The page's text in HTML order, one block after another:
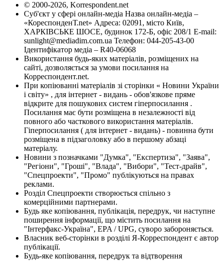
© 2000-2026, Korrespondent.net
Суб'єкт у сфері онлайн-медіа Назва онлайн-медіа –
«КореспонденТ.net» Адреса: 02091, місто Київ,
ХАРКІВСЬКЕ ШОСЕ, будинок 172-Б, офіс 208/1 E-mail:
sunlight@mediadim.com.ua Телефон: 044-205-43-00
Ідентифікатор медіа – R40-06068
Використання будь-яких матеріалів, розміщених на
сайті, дозволяється за умови посилання на
Корреспондент.net.
При копіюванні матеріалів зі сторінки « Новини України
і світу» , для інтернет - видань - обов'язкове пряме
відкрите для пошукових систем гіперпосилання .
Посилання має бути розміщена в незалежності від
повного або часткового використання матеріалів.
Гіперпосилання ( для інтернет - видань) - повинна бути
розміщена в підзаголовку або в першому абзаці
матеріалу.
Новини з позначками "Думка", "Експертиза", "Заява",
"Регіони", "Гроші", "Влада", "Вибори", "Тест-драйв",
"Спецпроекти", "Промо" публікуються на правах
реклами.
Розділ Спецпроекти створюється спільно з
комерційними партнерами.
Будь яке копіювання, публікація, передрук, чи наступне
поширення інформації, що містить посилання на
"Інтерфакс-Україна", EPA / UPG, суворо забороняється.
Власник веб-сторінки в розділі Я-Корреспондент є автор
публікації.
Будь-яке копіювання, передрук та відтворення